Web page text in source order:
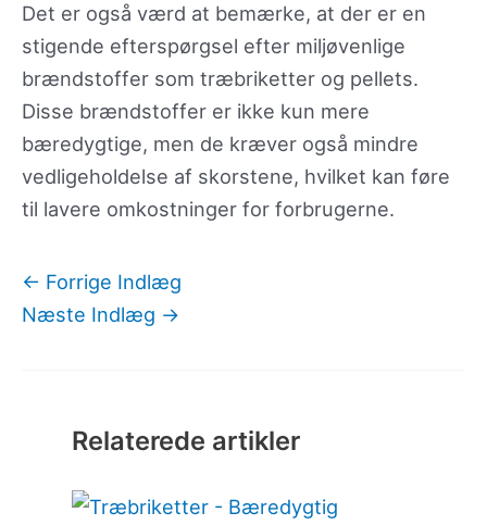
Det er også værd at bemærke, at der er en
stigende efterspørgsel efter miljøvenlige
brændstoffer som træbriketter og pellets.
Disse brændstoffer er ikke kun mere
bæredygtige, men de kræver også mindre
vedligeholdelse af skorstene, hvilket kan føre
til lavere omkostninger for forbrugerne.
← Forrige Indlæg
Næste Indlæg →
Relaterede artikler